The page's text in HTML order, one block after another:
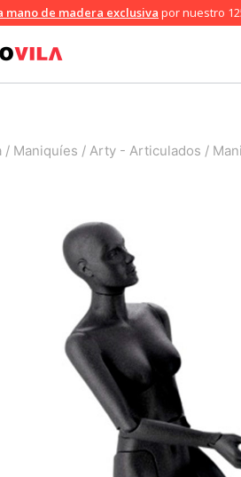
mano de madera exclusiva por nuestro
/ Maniquíes / Arty - Articulados /